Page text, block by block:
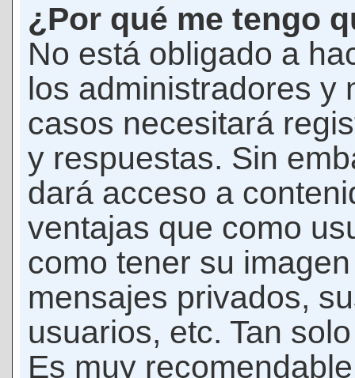
¿Por qué me tengo
No está obligado a
los administradores y
casos necesitará
y respuestas. Sin
dará acceso a
ventajas que como
como tener su
mensajes privados,
usuarios, etc. Tan
Es muy